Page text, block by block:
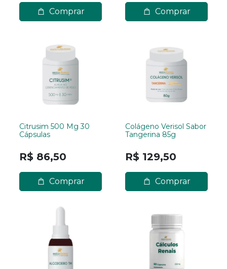
Comprar Comprar
Citrusim 500 Mg 30
Cápsulas
R$ 86,50
Comprar
Colágeno Verisol Sabor
Tangerina 85g
R$ 129,50
Comprar